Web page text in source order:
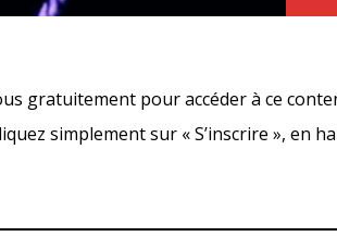
gratuitement pour accéder à ce
simplement sur « S’inscrire », en